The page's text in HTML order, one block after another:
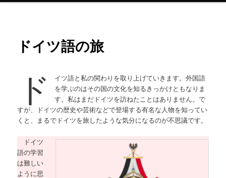
ドイツ語の旅
ド
イツ語と私の関わりを取り上げていきます。外国語
を学ぶのはその国の文化を知るきっかけともなりま
す。私はまだドイツを訪ねたことはありません。で
すが、ドイツの歴史や芸術などで登場する有名な人物を知ってい
くと、まるでドイツを旅したような気分になるのが不思議です。
ドイツ
語の学習
は難しい
ように思